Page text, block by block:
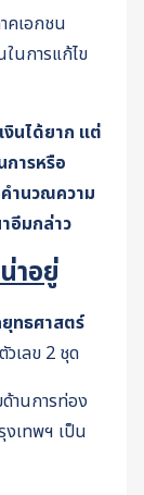
คเอกชน
นการแก้ไข
งินได้ยาก แต่
การหรือ
คำนวณความ
อีมกล่าว
าอยู่
ทธศาสตร์
วเลข 2 ชุด
านการท่อง
งเทพฯ เป็น